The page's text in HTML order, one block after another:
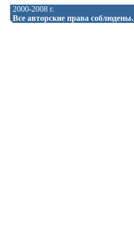
2000-2008 г.
Все авторские права соблюдены.